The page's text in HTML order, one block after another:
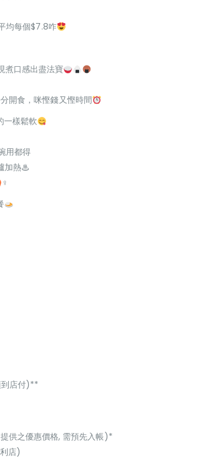
均每個$7.8咋
煮口感出盡法寶
開食，咪慳錢又慳時間
一樣鬆軟
用都得
加熱♨
‍♀
到店付)**
供之優惠價格, 需預先入帳)*
店)